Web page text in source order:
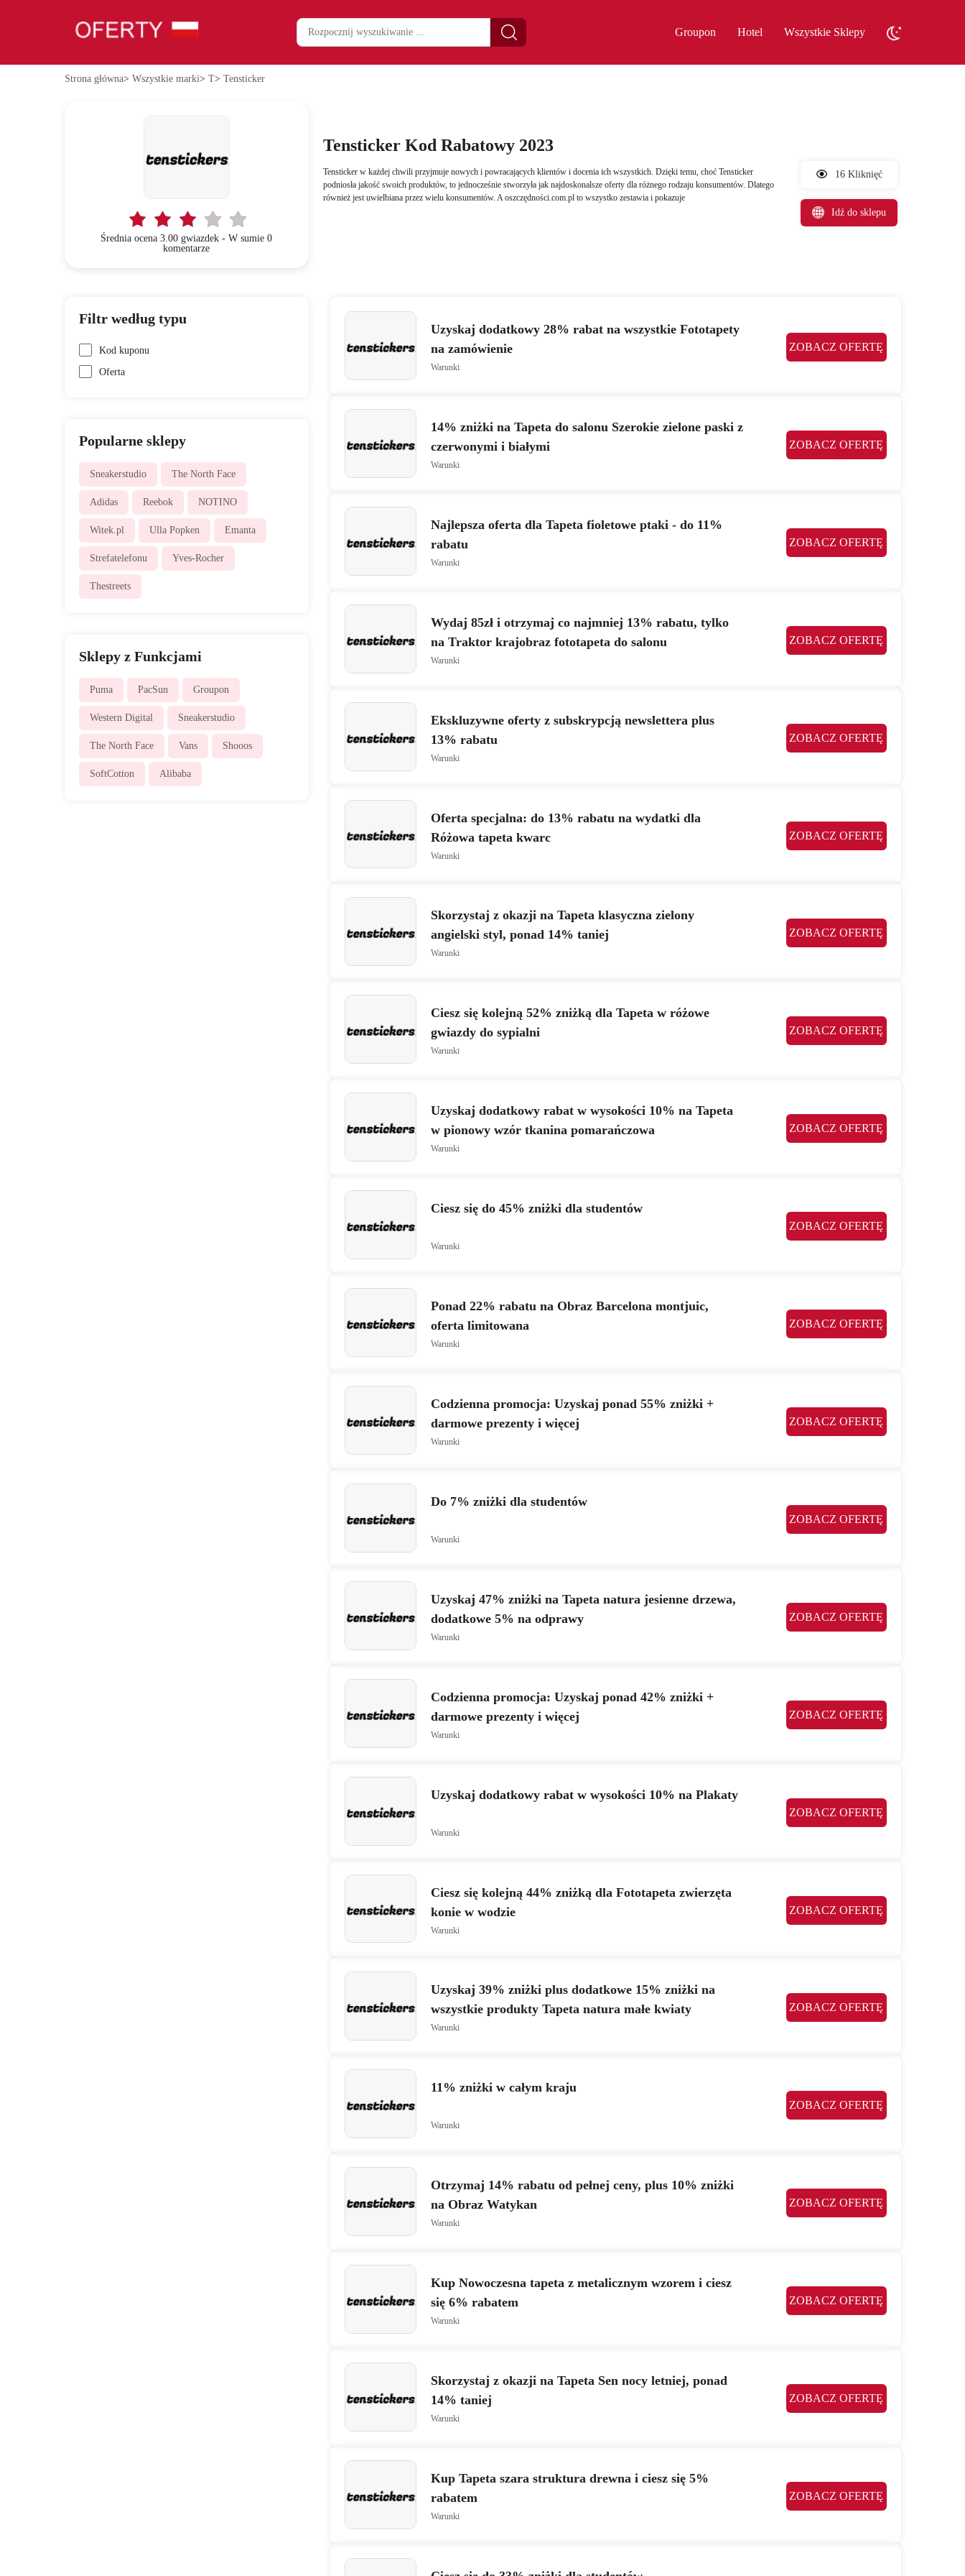
Groupon Hotel Wszystkie Sklepy
Strona główna> Wszystkie marki> T> Tensticker
Średnia ocena 3.00 gwiazdek - W sumie 0
komentarze
Tensticker Kod Rabatowy 2023
Tensticker w każdej chwili przyjmuje nowych i powracających klientów i docenia ich wszystkich. Dzięki temu, choć Tensticker
podniosła jakość swoich produktów, to jednocześnie stworzyła jak najdoskonalsze oferty dla różnego rodzaju konsumentów. Dlatego
również jest uwielbiana przez wielu konsumentów. A oszczędności.com.pl to wszystko zestawia i pokazuje
16 Kliknięć
Idź do sklepu
Filtr według typu
Kod kuponu
Oferta
Popularne sklepy
Sneakerstudio The North Face
Adidas Reebok NOTINO
Witek.pl Ulla Popken Emanta
Strefatelefonu Yves-Rocher
Thestreets
Sklepy z Funkcjami
Puma PacSun Groupon
Western Digital Sneakerstudio
The North Face Vans Shooos
SoftCotton Alibaba
Uzyskaj dodatkowy 28% rabat na wszystkie Fototapety
na zamówienie
ZOBACZ OFERTĘ
Warunki
14% zniżki na Tapeta do salonu Szerokie zielone paski z
czerwonymi i białymi
ZOBACZ OFERTĘ
Warunki
Najlepsza oferta dla Tapeta fioletowe ptaki - do 11%
rabatu
ZOBACZ OFERTĘ
Warunki
Wydaj 85zł i otrzymaj co najmniej 13% rabatu, tylko
na Traktor krajobraz fototapeta do salonu
ZOBACZ OFERTĘ
Warunki
Ekskluzywne oferty z subskrypcją newslettera plus
13% rabatu
ZOBACZ OFERTĘ
Warunki
Oferta specjalna: do 13% rabatu na wydatki dla
Różowa tapeta kwarc
ZOBACZ OFERTĘ
Warunki
Skorzystaj z okazji na Tapeta klasyczna zielony
angielski styl, ponad 14% taniej
ZOBACZ OFERTĘ
Warunki
Ciesz się kolejną 52% zniżką dla Tapeta w różowe
gwiazdy do sypialni
ZOBACZ OFERTĘ
Warunki
Uzyskaj dodatkowy rabat w wysokości 10% na Tapeta
w pionowy wzór tkanina pomarańczowa
ZOBACZ OFERTĘ
Warunki
Ciesz się do 45% zniżki dla studentów
ZOBACZ OFERTĘ
Warunki
Ponad 22% rabatu na Obraz Barcelona montjuic,
oferta limitowana
ZOBACZ OFERTĘ
Warunki
Codzienna promocja: Uzyskaj ponad 55% zniżki +
darmowe prezenty i więcej
ZOBACZ OFERTĘ
Warunki
Do 7% zniżki dla studentów
ZOBACZ OFERTĘ
Warunki
Uzyskaj 47% zniżki na Tapeta natura jesienne drzewa,
dodatkowe 5% na odprawy
ZOBACZ OFERTĘ
Warunki
Codzienna promocja: Uzyskaj ponad 42% zniżki +
darmowe prezenty i więcej
ZOBACZ OFERTĘ
Warunki
Uzyskaj dodatkowy rabat w wysokości 10% na Plakaty
ZOBACZ OFERTĘ
Warunki
Ciesz się kolejną 44% zniżką dla Fototapeta zwierzęta
konie w wodzie
ZOBACZ OFERTĘ
Warunki
Uzyskaj 39% zniżki plus dodatkowe 15% zniżki na
wszystkie produkty Tapeta natura małe kwiaty
ZOBACZ OFERTĘ
Warunki
11% zniżki w całym kraju
ZOBACZ OFERTĘ
Warunki
Otrzymaj 14% rabatu od pełnej ceny, plus 10% zniżki
na Obraz Watykan
ZOBACZ OFERTĘ
Warunki
Kup Nowoczesna tapeta z metalicznym wzorem i ciesz
się 6% rabatem
ZOBACZ OFERTĘ
Warunki
Skorzystaj z okazji na Tapeta Sen nocy letniej, ponad
14% taniej
ZOBACZ OFERTĘ
Warunki
Kup Tapeta szara struktura drewna i ciesz się 5%
rabatem
ZOBACZ OFERTĘ
Warunki